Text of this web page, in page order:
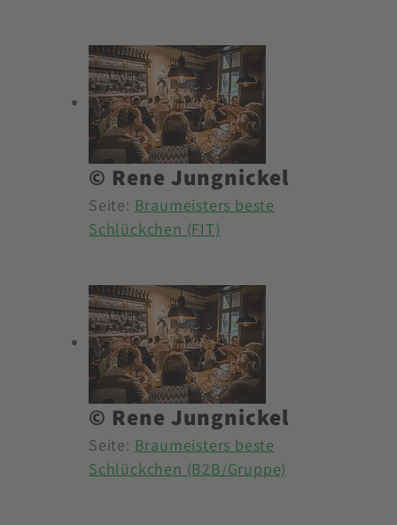
© Rene Jungnickel
Seite: Braumeisters beste
Schlückchen (FIT)
© Rene Jungnickel
Seite: Braumeisters beste
Schlückchen (B2B/Gruppe)